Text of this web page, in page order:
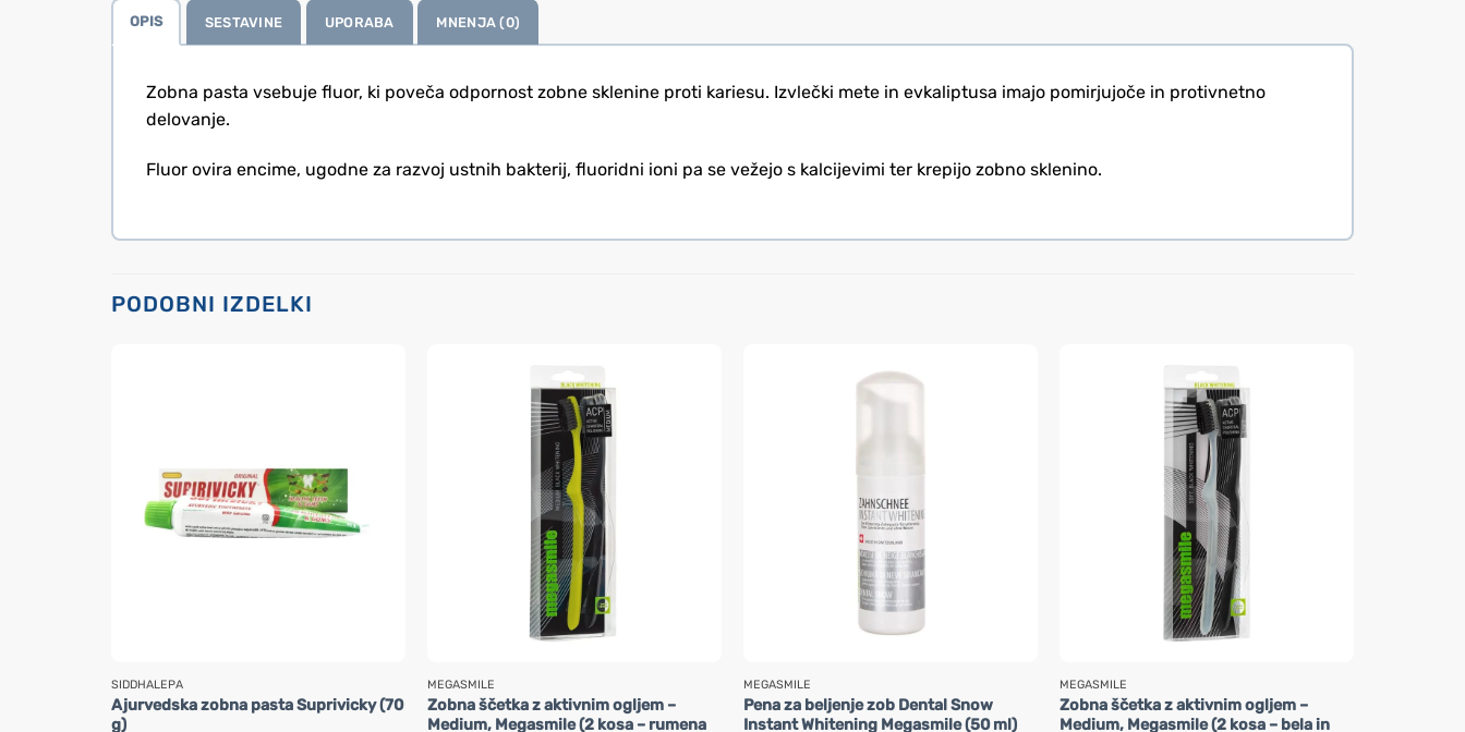
OPIS SESTAVINE UPORABA MNENJA (0)
Zobna pasta vsebuje fluor, ki poveča odpornost zobne sklenine proti kariesu. Izvlečki mete in evkaliptusa imajo pomirjujoče in protivnetno
delovanje.
Fluor ovira encime, ugodne za razvoj ustnih bakterij, fluoridni ioni pa se vežejo s kalcijevimi ter krepijo zobno sklenino.
PODOBNI IZDELKI
SIDDHALEPA
Ajurvedska zobna pasta Suprivicky (70
g)
MEGASMILE
Zobna ščetka z aktivnim ogljem –
Medium, Megasmile (2 kosa – rumena
MEGASMILE
Pena za beljenje zob Dental Snow
Instant Whitening Megasmile (50 ml)
MEGASMILE
Zobna ščetka z aktivnim ogljem –
Medium, Megasmile (2 kosa – bela in